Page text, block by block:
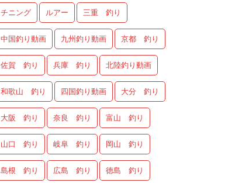
チニング ルアー 三重 釣り
中国釣り動画 九州釣り動画 京都 釣り
佐賀 釣り 兵庫 釣り 北陸釣り動画
和歌山 釣り 四国釣り動画 大分 釣り
大阪 釣り 奈良 釣り 富山 釣り
山口 釣り 岐阜 釣り 岡山 釣り
島根 釣り 広島 釣り 徳島 釣り